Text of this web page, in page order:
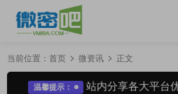
当前位置： 首页 微资讯 正文
温馨提示：
站内分享各大平台